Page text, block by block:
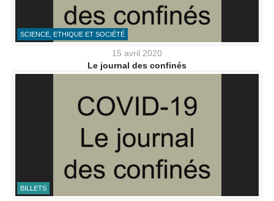
SCIENCE, ETHIQUE ET SOCIÉTÉ
15 avril 2020
Le journal des confinés
BILLETS